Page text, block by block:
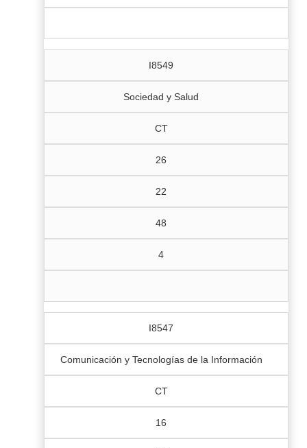
I8549
Sociedad y Salud
CT
26
22
48
4
I8547
Comunicación y Tecnologías de la Información
CT
16